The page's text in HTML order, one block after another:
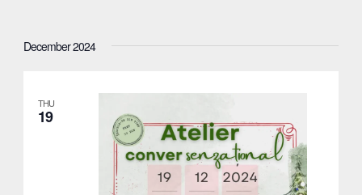
December 2024
THU
19